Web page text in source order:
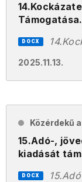
2025.11.13.
DOCX
Közérdekű
15.Adó-,
kiadását
DOCX